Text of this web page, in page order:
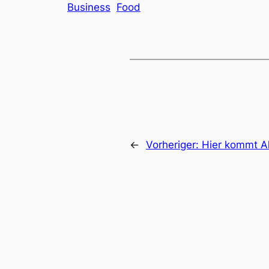
Business Food
← Vorheriger: Hier kommt